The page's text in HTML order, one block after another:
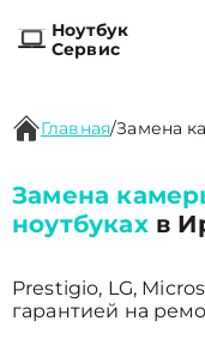
Ноутбук
Сервис
Главная/Замена
Замена
ноутбукахв
Prestigio, LG,
гарантией на